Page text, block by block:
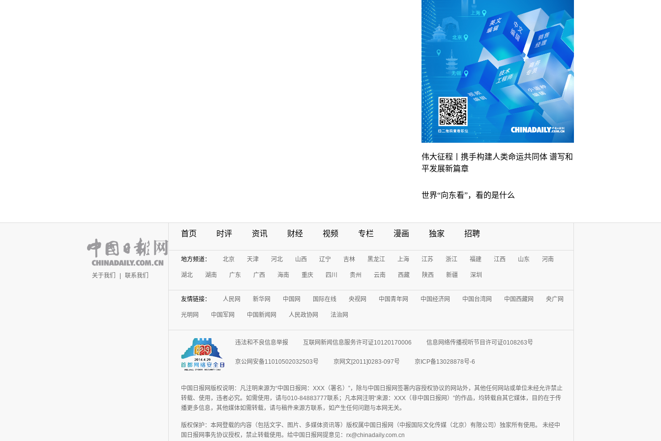
伟大征程丨携手构建人类命运共同体 谱写和
平发展新篇章
世界“向东看”，看的是什么
关于我们 联系我们
首页 时评 资讯 财经 视频 专栏 漫画 独家 招聘
地方频道： 北京 天津 河北 山西 辽宁 吉林 黑龙江 上海 江苏 浙江 福建 江西 山东 河南
湖北 湖南 广东 广西 海南 重庆 四川 贵州 云南 西藏 陕西 新疆 深圳
友情链接： 人民网 新华网 中国网 国际在线 央视网 中国青年网 中国经济网 中国台湾网 中国西藏网 央广网
光明网 中国军网 中国新闻网 人民政协网 法治网
违法和不良信息举报 互联网新闻信息服务许可证10120170006 信息网络传播视听节目许可证0108263号
京公网安备11010502032503号 京网文[2011]0283-097号 京ICP备13028878号-6
中国日报网版权说明：凡注明来源为“中国日报网：XXX（署名）”，除与中国日报网签署内容授权协议的网站外，其他任何网站或单位未经允许禁止
转载、使用，违者必究。如需使用，请与010-84883777联系；凡本网注明“来源：XXX（非中国日报网）”的作品，均转载自其它媒体，目的在于传
播更多信息，其他媒体如需转载，请与稿件来源方联系，如产生任何问题与本网无关。
版权保护：本网登载的内容（包括文字、图片、多媒体资讯等）版权属中国日报网（中报国际文化传媒（北京）有限公司）独家所有使用。 未经中
国日报网事先协议授权，禁止转载使用。给中国日报网提意见：rx@chinadaily.com.cn